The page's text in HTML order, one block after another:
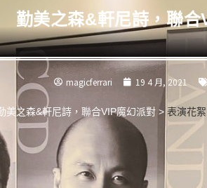
勤美之森&軒尼詩，聯合
magicferrari 19 4 月, 2021
美之森&軒尼詩，聯合VIP魔幻派對> 表演花絮